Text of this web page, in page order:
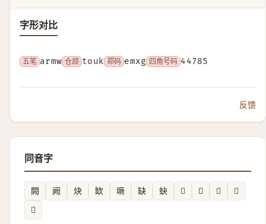
字形对比
五笔 armw 仓颉 touk 郑码 emxg 四角号码 44785
反馈
同音字
闕 阙 炔 缼 㙭 缺 蚗 𠺋 𩍷 𩨷
𥗮
𩨭